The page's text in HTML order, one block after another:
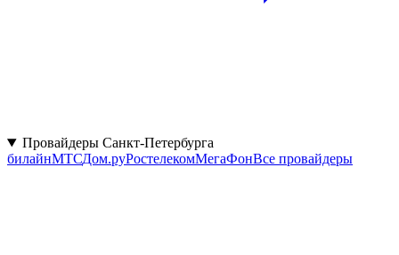
Провайдеры Санкт-Петербурга
билайнМТСДом.руРостелекомМегаФонВсе провайдеры